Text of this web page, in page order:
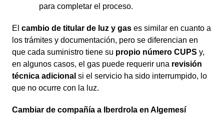
para completar el proceso.
El cambio de titular de luz y gas es similar en cuanto a
los trámites y documentación, pero se diferencian en
que cada suministro tiene su propio número CUPS y,
en algunos casos, el gas puede requerir una revisión
técnica adicional si el servicio ha sido interrumpido, lo
que no ocurre con la luz.
Cambiar de compañía a Iberdrola en Algemesí